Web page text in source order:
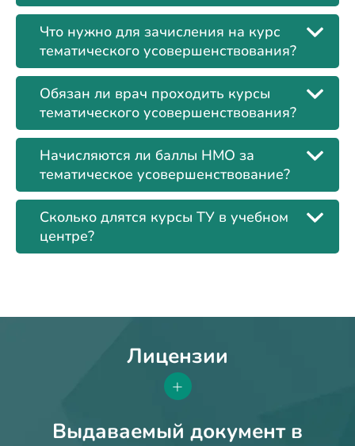
Что нужно для зачисления на курс
тематического усовершенствования?
Обязан ли врач проходить курсы
тематического усовершенствования?
Начисляются ли баллы НМО за
тематическое усовершенствование?
Сколько длятся курсы ТУ в учебном
центре?
Лицензии
+
Выдаваемый документ в